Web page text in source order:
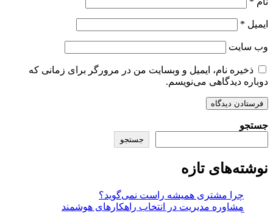
ایمیل *
وب‌ سایت
ذخیره نام، ایمیل و وبسایت من در مرورگر برای زمانی که
دوباره دیدگاهی می‌نویسم.
جستجو
جستجو
نوشته‌های تازه
چرا مشتری همیشه راست نمی‌گوید؟
مشاوره مدیریت در انتخاب راهکارهای هوشمند